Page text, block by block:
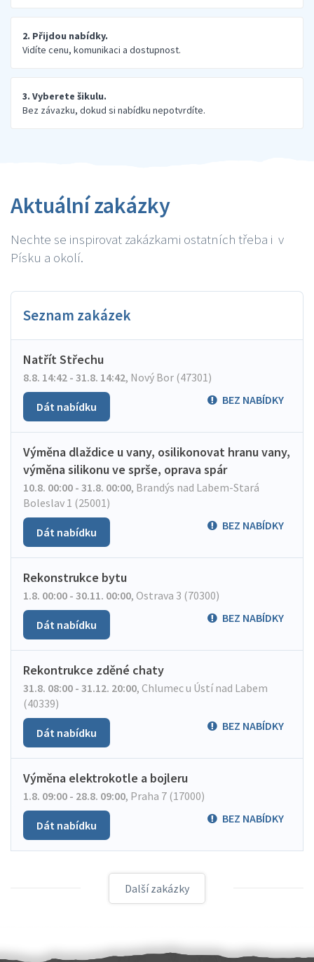
2. Přijdou nabídky.
Vidíte cenu, komunikaci a dostupnost.
3. Vyberete šikulu.
Bez závazku, dokud si nabídku nepotvrdíte.
Aktuální zakázky
Nechte se inspirovat zakázkami ostatních třeba i v
Písku a okolí.
Seznam zakázek
Natřít Střechu
8.8. 14:42 - 31.8. 14:42, Nový Bor (47301)
BEZ NABÍDKY
Dát nabídku
Výměna dlaždice u vany, osilikonovat hranu vany,
výměna silikonu ve sprše, oprava spár
10.8. 00:00 - 31.8. 00:00, Brandýs nad Labem-Stará
Boleslav 1 (25001)
BEZ NABÍDKY
Dát nabídku
Rekonstrukce bytu
1.8. 00:00 - 30.11. 00:00, Ostrava 3 (70300)
BEZ NABÍDKY
Dát nabídku
Rekontrukce zděné chaty
31.8. 08:00 - 31.12. 20:00, Chlumec u Ústí nad Labem
(40339)
BEZ NABÍDKY
Dát nabídku
Výměna elektrokotle a bojleru
1.8. 09:00 - 28.8. 09:00, Praha 7 (17000)
BEZ NABÍDKY
Dát nabídku
Další zakázky